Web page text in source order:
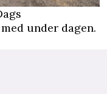
under dagen.